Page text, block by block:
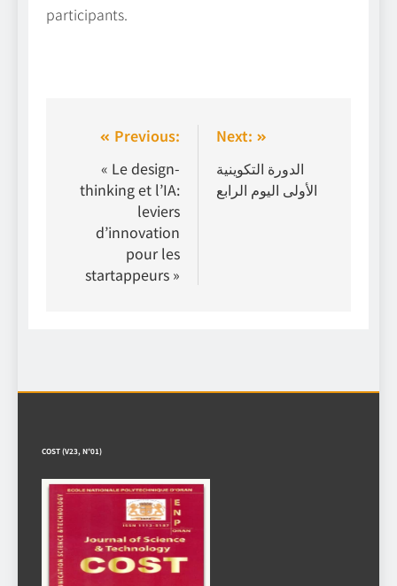
participants.
Previous:
« Le design-
thinking et l’IA:
leviers
d’innovation
pour les
startappeurs »
Next:
الدورة التكوينية
الأولى اليوم الرابع
COST (V23, N°01)